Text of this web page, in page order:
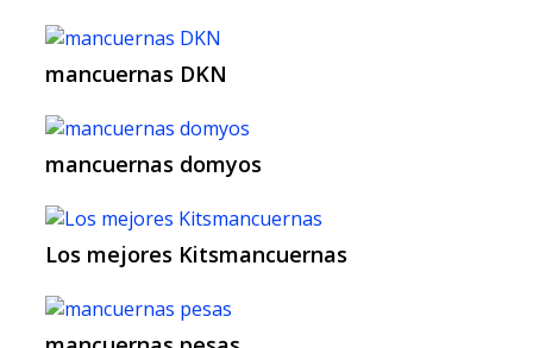
mancuernas DKN
mancuernas domyos
Los mejores Kitsmancuernas